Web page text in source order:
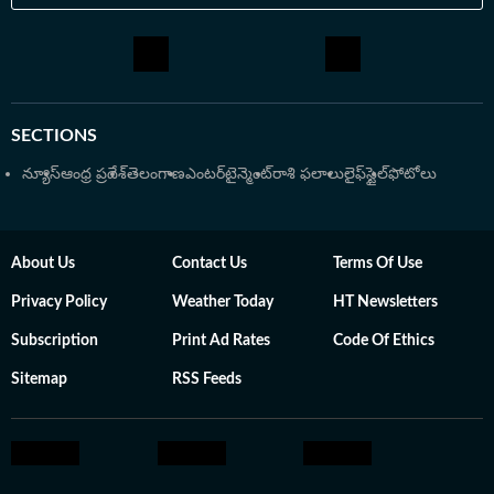
ఉస్మానియా యూనివర్సిటీ నుంచి బీఎస్సీ (కంప్యూటర్ సైన్స్) పట్టా
పొందారు. సాంకేతిక పరిజ్ఞానంతో పాటు జర్నలిజంపై ఉన్న
పాఠకులకు అర్థమయ్యే రీతిలో అందించడం హరి ప్రసాద్ శైలి.
SECTIONS
న్యూస్ఆంధ్ర ప్రదేశ్తెలంగాణఎంటర్‌టైన్మెంట్రాశి ఫలాలులైఫ్‌స్టైల్ఫోటోలు
About Us Contact Us Terms Of Use
Privacy Policy Weather Today HT Newsletters
Subscription Print Ad Rates Code Of Ethics
Sitemap RSS Feeds